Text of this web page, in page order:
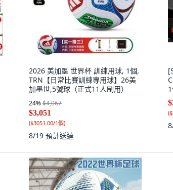
2026 美加墨 世界杯 訓練用球, 1個,
TRN【日常比賽訓練專用球】26美
加墨世,5號球（正式11人制用）
24%$4,067
$3,051
($3051.00/1個)
8/19 預計送達
(